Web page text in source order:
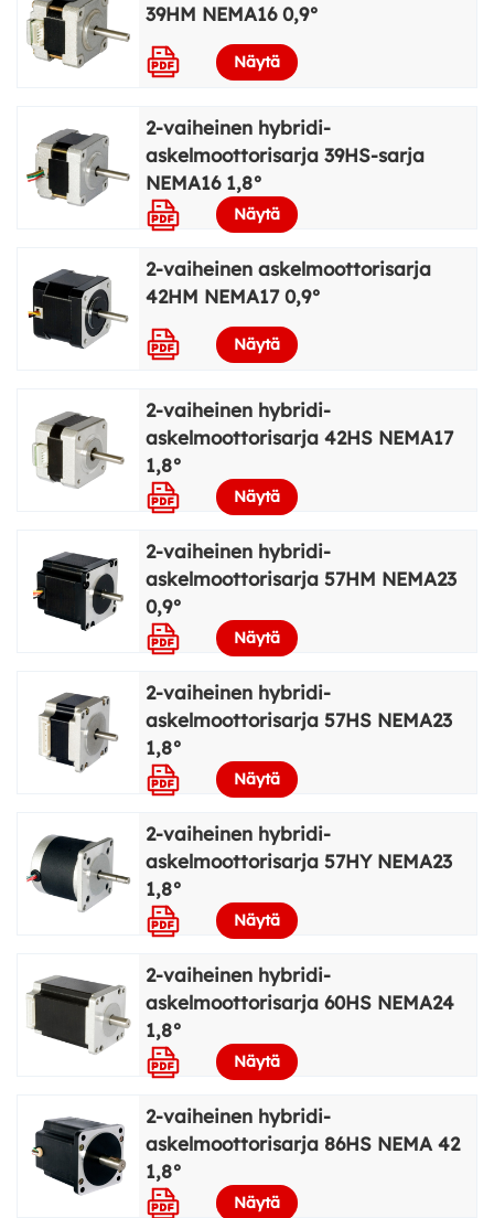
39HM NEMA16 0,9°
Näytä
2-vaiheinen hybridi-
askelmoottorisarja 39HS-sarja
NEMA16 1,8°
Näytä
2-vaiheinen askelmoottorisarja
42HM NEMA17 0,9°
Näytä
2-vaiheinen hybridi-
askelmoottorisarja 42HS NEMA17
1,8°
Näytä
2-vaiheinen hybridi-
askelmoottorisarja 57HM NEMA23
0,9°
Näytä
2-vaiheinen hybridi-
askelmoottorisarja 57HS NEMA23
1,8°
Näytä
2-vaiheinen hybridi-
askelmoottorisarja 57HY NEMA23
1,8°
Näytä
2-vaiheinen hybridi-
askelmoottorisarja 60HS NEMA24
1,8°
Näytä
2-vaiheinen hybridi-
askelmoottorisarja 86HS NEMA 42
1,8°
Näytä